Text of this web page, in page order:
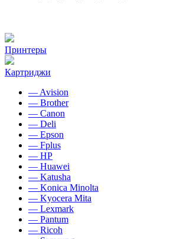
Принтеры
Картриджи
— Avision
— Brother
— Canon
— Deli
— Epson
— Fplus
— HP
— Huawei
— Katusha
— Konica Minolta
— Kyocera Mita
— Lexmark
— Pantum
— Ricoh